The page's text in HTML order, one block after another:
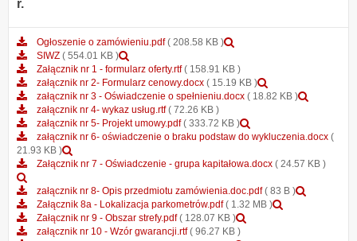
r.
Ogłoszenie o zamówieniu.pdf ( 208.58 KB )
o
zamówieniu.pdf
SIWZ ( 554.01 KB )
załącznika
SIWZ
Załącznik nr 1 - formularz oferty.rtf ( 158.91 KB )
załącznik nr 2- Formularz cenowy.docx ( 15.19 KB )
załącznika
2-
cenowy.docx
załącznik nr 3 - Oświadczenie o spełnieniu.docx ( 18.82 KB )
nr
-
załącznik nr 4- wykaz usług.rtf ( 72.26 KB )
załącznik nr 5- Projekt umowy.pdf ( 333.72 KB )
załącznika
nr
Projekt
umowy.pdf
załącznik nr 6- oświadczenie o braku podstaw do wykluczenia.docx (
21.93 KB )
załącznika
nr
6-
oświadczenie
o
Załącznik nr 7 - Oświadczenie - grupa kapitałowa.docx ( 24.57 KB )
załącznika
Załącznik
nr
7
załącznik nr 8- Opis przedmiotu zamówienia.doc.pdf ( 83 B )
Załącznik 8a - Lokalizacja parkometrów.pdf ( 1.32 MB )
Załącznik nr 9 - Obszar strefy.pdf ( 128.07 KB )
załącznik nr 10 - Wzór gwarancji.rtf ( 96.27 KB )